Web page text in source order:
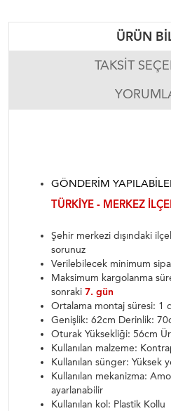
ÜRÜN
TAKSIT
GÖNDERIM
TÜRKIYE - MERKEZ
Şehir merkezi dışındaki
sorunuz
Verilebilecek minimum
Maksimum kargolanma
sonraki 7. gün
Ortalama montaj süresi: 1
Genişlik: 62cm Derinlik:
Oturak Yüksekliği: 56cm
Kullanılan malzeme:
Kullanılan sünger: Yüksek
Kullanılan mekanizma:
ayarlanabilir
Kullanılan kol: Plastik Kollu